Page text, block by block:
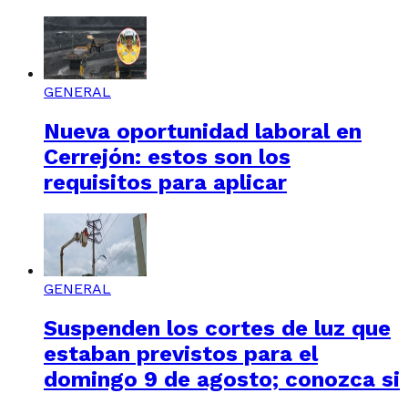
GENERAL
Nueva oportunidad laboral en
Cerrejón: estos son los
requisitos para aplicar
GENERAL
Suspenden los cortes de luz que
estaban previstos para el
domingo 9 de agosto; conozca si